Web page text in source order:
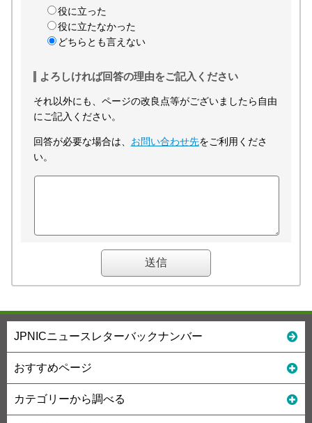
役に立った
役に立たなかった
どちらとも言えない
よろしければ回答の理由をご記入ください
それ以外にも、ページの改良点等がございましたら自由
にご記入ください。
回答が必要な場合は、 お問い合わせ先をご利用くださ
い。
JPNICニュースレターバックナンバー
おすすめページ
カテゴリーから調べる